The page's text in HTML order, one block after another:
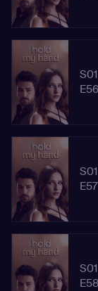
S01
E56
S01
E57
S01
E58